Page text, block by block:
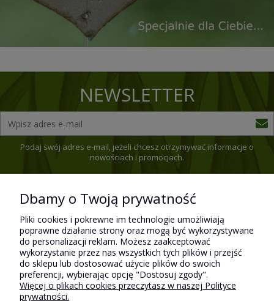
NEWSLETTER
Podaj swój adres e-mail, jeżeli chcesz otrzymywać informacje o
nowościach i promocjach.
Płatności i dostawa
Dbamy o Twoją prywatność
Pliki cookies i pokrewne im technologie umożliwiają
poprawne działanie strony oraz mogą być wykorzystywane
do personalizacji reklam. Możesz zaakceptować
wykorzystanie przez nas wszystkich tych plików i przejść
do sklepu lub dostosować użycie plików do swoich
preferencji, wybierając opcję "Dostosuj zgody".
Więcej o plikach cookies przeczytasz w naszej Polityce
prywatności.